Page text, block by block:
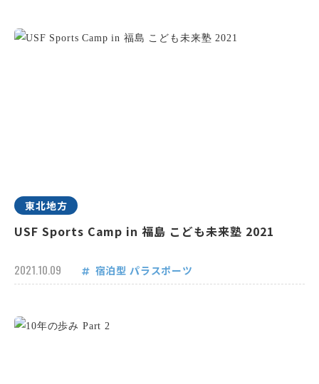
東北地方
USF Sports Camp in 福島 こども未来塾 2021
2021.10.09 宿泊型 パラスポーツ